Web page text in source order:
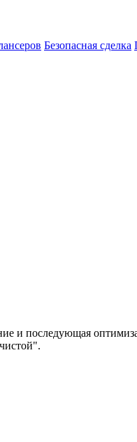
Безопасная сделка
и последующая